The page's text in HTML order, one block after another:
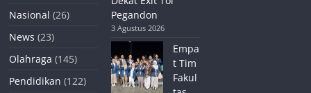
Nasional (26)
News (23)
Olahraga (145)
Pendidikan (122)
Pegandon
3 Agustus 2026
Empa
t Tim
Fakul